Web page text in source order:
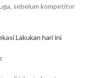
sebelum kompetitor
Lakukan hari ini